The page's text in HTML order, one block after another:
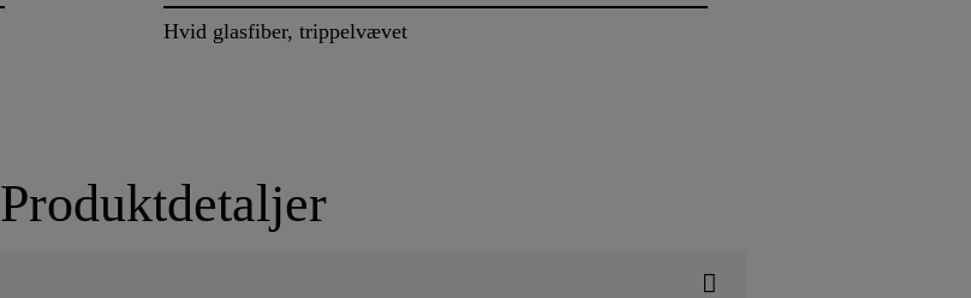
Hvid glasfiber, trippelvævet
Produktdetaljer